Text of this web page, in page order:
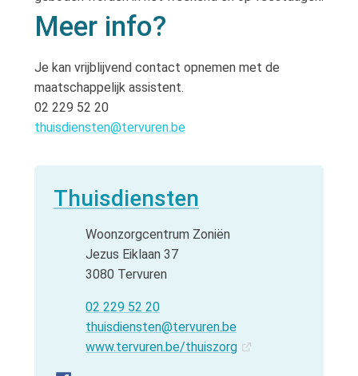
Meer info?
Je kan vrijblijvend contact opnemen met de
maatschappelijk assistent.
02 229 52 20
thuisdiensten@tervuren.be
Contact
Thuisdiensten
AdresWoonzorgcentrum Zoniën
Jezus Eiklaan 37
,3080 Tervuren
02 229 52 20
E-mailthuisdiensten@tervuren.be
Websitewww.tervuren.be/thuiszorg